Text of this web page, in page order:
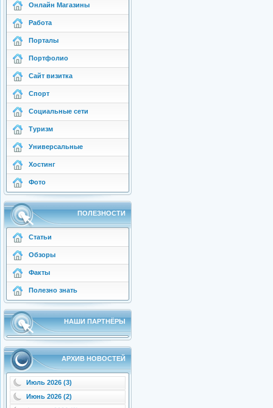
Онлайн Магазины
Работа
Порталы
Портфолио
Сайт визитка
Спорт
Социальные сети
Туризм
Универсальные
Хостинг
Фото
ПОЛЕЗНОСТИ
Статьи
Обзоры
Факты
Полезно знать
НАШИ ПАРТНЁРЫ
АРХИВ НОВОСТЕЙ
Июль 2026 (3)
Июнь 2026 (2)